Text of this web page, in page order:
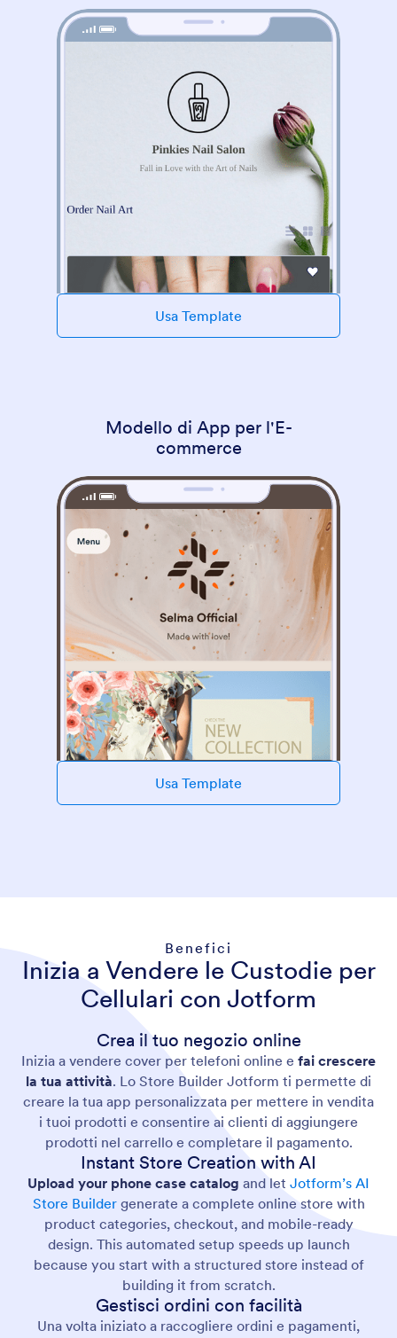
Usa Template
Modello di App per l'E-
commerce
Usa Template
Benefici
Inizia a Vendere le Custodie per
Cellulari con Jotform
Crea il tuo negozio online
Inizia a vendere cover per telefoni online e fai crescere
la tua attività. Lo Store Builder Jotform ti permette di
creare la tua app personalizzata per mettere in vendita
i tuoi prodotti e consentire ai clienti di aggiungere
prodotti nel carrello e completare il pagamento.
Instant Store Creation with AI
Upload your phone case catalog and let Jotform’s AI
Store Buildergenerate a complete online store with
product categories, checkout, and mobile-ready
design. This automated setup speeds up launch
because you start with a structured store instead of
building it from scratch.
Gestisci ordini con facilità
Una volta iniziato a raccogliere ordini e pagamenti,